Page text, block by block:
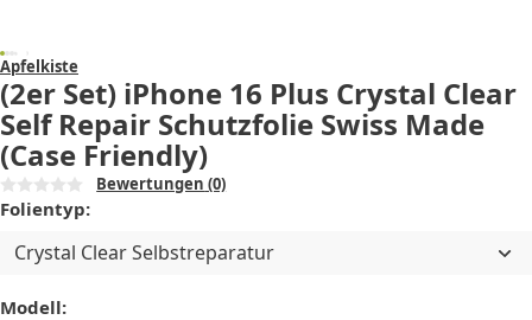
Apfelkiste
(2er Set) iPhone 16 Plus Crystal Clear
Self Repair Schutzfolie Swiss Made
(Case Friendly)
Bewertungen (0)
Folientyp:
Crystal Clear Selbstreparatur
Modell: